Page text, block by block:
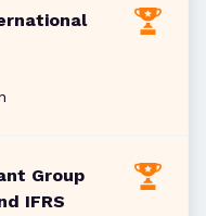
Group
IFRS